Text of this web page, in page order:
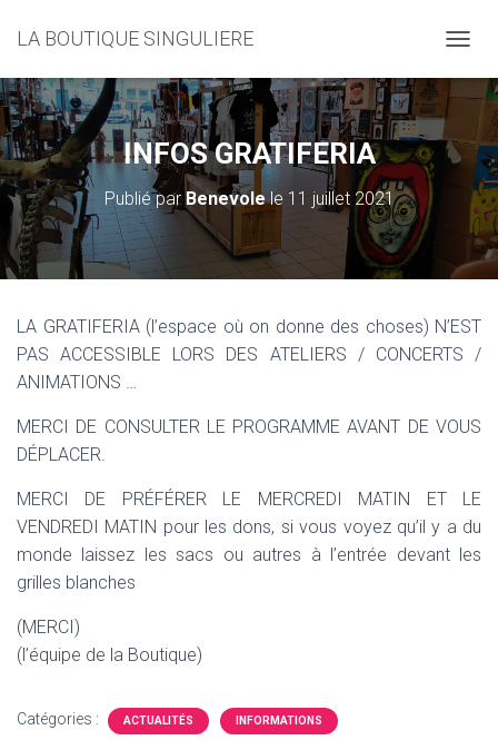
LA BOUTIQUE SINGULIERE
É
P
I
E
A
G
A
N
INFOS GRATIFERIA
Publié par Benevolele 11 juillet 2021
LA GRATIFERIA (l’espace où on donne des choses) N’EST
PAS ACCESSIBLE LORS DES ATELIERS / CONCERTS /
ANIMATIONS …
MERCI DE CONSULTER LE PROGRAMME AVANT DE VOUS
DÉPLACER.
MERCI DE PRÉFÉRER LE MERCREDI MATIN ET LE
VENDREDI MATIN pour les dons, si vous voyez qu’il y a du
monde laissez les sacs ou autres à l’entrée devant les
grilles blanches
(MERCI)
(l’équipe de la Boutique)
Catégories : ACTUALITÉS INFORMATIONS